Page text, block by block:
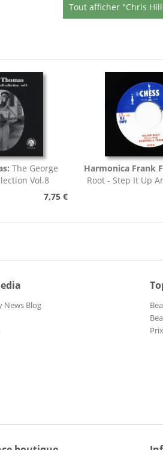
Tout afficher "Chris
The George
Vol.8
7,75 €
Harmonica Frank
Root - Step It Up
News Blog